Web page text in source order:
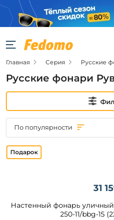
Фильтры
Цена
от
Бренд
Главная Серия Русские
Русские фонари
По популярности
31
Настенный фонарь
250-11/bbg-15